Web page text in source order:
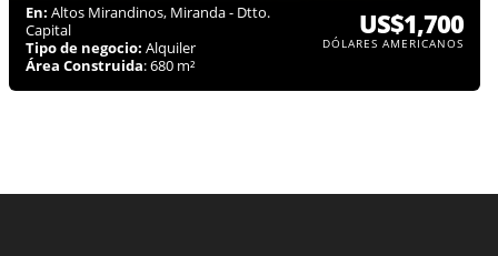
En: Altos Mirandinos, Miranda - Dtto.
Capital
Tipo de negocio: Alquiler
Área Construida: 680 m²
US$1,700
DÓLARES AMERICANOS